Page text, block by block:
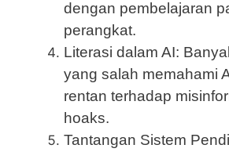
dengan pembelajaran
perangkat.
Literasi dalam AI:
yang salah memahami
rentan terhadap
hoaks.
Tantangan Sistem